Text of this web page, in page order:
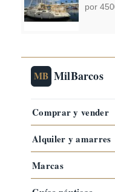
por
MB MilBarcos
Comprar y vender
Alquiler y amarres
Marcas